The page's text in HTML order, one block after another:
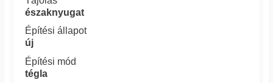
északnyugat
Építési állapot
új
Építési mód
tégla